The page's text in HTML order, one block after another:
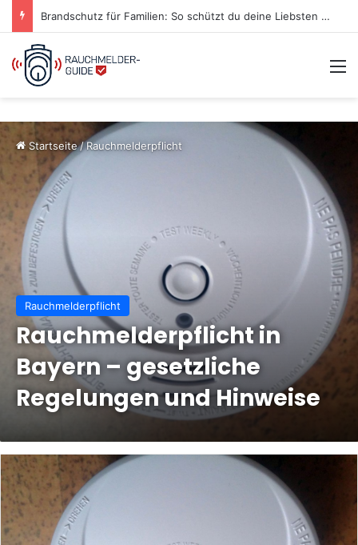
Brandschutz für Familien: So schützt du deine Liebsten im Notfall
Startseite/Rauchmelderpflicht
Rauchmelderpflicht
Rauchmelderpflicht in
Bayern – gesetzliche
Regelungen und Hinweise